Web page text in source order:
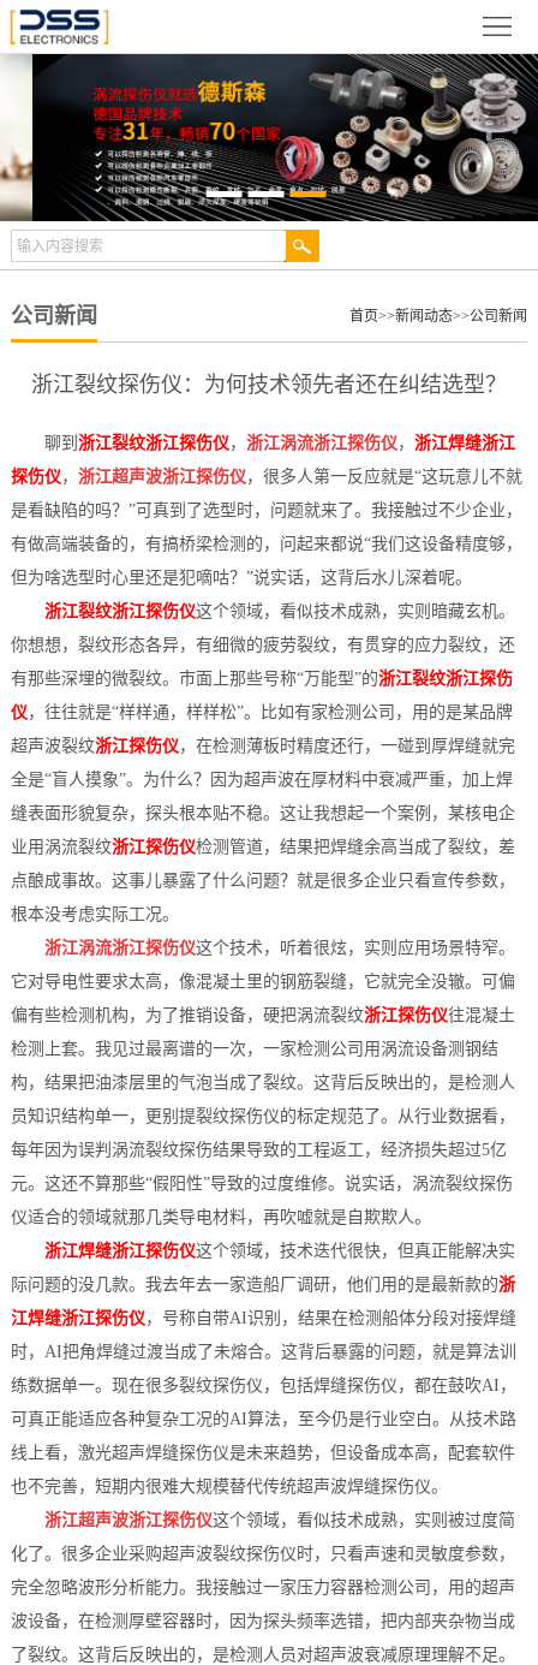
页
德
斯
动
态
品
展
检
测
合
伴
中
心
术
文
档
服
务
与
支
持
联
系
德
斯
森
公司新闻 首页>>新闻动态>>公司新闻
浙江裂纹探伤仪：为何技术领先者还在纠结选型？
聊到 浙江裂纹浙江探伤仪， 浙江涡流浙江探伤仪， 浙江焊缝浙江
探伤仪， 浙江超声波浙江探伤仪，很多人第一反应就是“这玩意儿不就
是看缺陷的吗？”可真到了选型时，问题就来了。我接触过不少企业，
有做高端装备的，有搞桥梁检测的，问起来都说“我们这设备精度够，
但为啥选型时心里还是犯嘀咕？”说实话，这背后水儿深着呢。
浙江裂纹浙江探伤仪这个领域，看似技术成熟，实则暗藏玄机。
你想想，裂纹形态各异，有细微的疲劳裂纹，有贯穿的应力裂纹，还
有那些深埋的微裂纹。市面上那些号称“万能型”的浙江裂纹浙江探伤
仪，往往就是“样样通，样样松”。比如有家检测公司，用的是某品牌
超声波裂纹浙江探伤仪，在检测薄板时精度还行，一碰到厚焊缝就完
全是“盲人摸象”。为什么？因为超声波在厚材料中衰减严重，加上焊
缝表面形貌复杂，探头根本贴不稳。这让我想起一个案例，某核电企
业用涡流裂纹浙江探伤仪检测管道，结果把焊缝余高当成了裂纹，差
点酿成事故。这事儿暴露了什么问题？就是很多企业只看宣传参数，
根本没考虑实际工况。
浙江涡流浙江探伤仪这个技术，听着很炫，实则应用场景特窄。
它对导电性要求太高，像混凝土里的钢筋裂缝，它就完全没辙。可偏
偏有些检测机构，为了推销设备，硬把涡流裂纹浙江探伤仪往混凝土
检测上套。我见过最离谱的一次，一家检测公司用涡流设备测钢结
构，结果把油漆层里的气泡当成了裂纹。这背后反映出的，是检测人
员知识结构单一，更别提裂纹探伤仪的标定规范了。从行业数据看，
每年因为误判涡流裂纹探伤结果导致的工程返工，经济损失超过5亿
元。这还不算那些“假阳性”导致的过度维修。说实话，涡流裂纹探伤
仪适合的领域就那几类导电材料，再吹嘘就是自欺欺人。
浙江焊缝浙江探伤仪这个领域，技术迭代很快，但真正能解决实
际问题的没几款。我去年去一家造船厂调研，他们用的是最新款的浙
江焊缝浙江探伤仪，号称自带AI识别，结果在检测船体分段对接焊缝
时，AI把角焊缝过渡当成了未熔合。这背后暴露的问题，就是算法训
练数据单一。现在很多裂纹探伤仪，包括焊缝探伤仪，都在鼓吹AI，
可真正能适应各种复杂工况的AI算法，至今仍是行业空白。从技术路
线上看，激光超声焊缝探伤仪是未来趋势，但设备成本高，配套软件
也不完善，短期内很难大规模替代传统超声波焊缝探伤仪。
浙江超声波浙江探伤仪这个领域，看似技术成熟，实则被过度简
化了。很多企业采购超声波裂纹探伤仪时，只看声速和灵敏度参数，
完全忽略波形分析能力。我接触过一家压力容器检测公司，用的超声
波设备，在检测厚壁容器时，因为探头频率选错，把内部夹杂物当成
了裂纹。这背后反映出的，是检测人员对超声波衰减原理理解不足。